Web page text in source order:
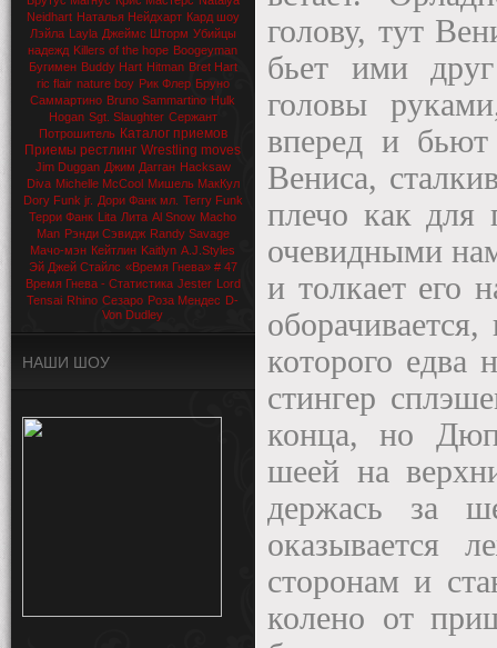
Neidhart Наталья Нейдхарт Кард шоу
Лэйла Layla Джеймс Шторм Убийцы
надежд Killers of the hope Boogeyman
Бугимен Buddy Hart Hitman Bret Hart
ric flair nature boy Рик Флер Бруно
Саммартино Bruno Sammartino Hulk
Hogan Sgt. Slaughter Сержант
Потрошитель Каталог приемов
Приемы рестлинг Wrestling moves
Jim Duggan Джим Дагган Hacksaw
Diva Michelle McCool Мишель МакКул
Dory Funk jr. Дори Фанк мл. Terry Funk
Терри Фанк Lita Лита Al Snow Macho
Man Рэнди Сэвидж Randy Savage
Мачо-мэн Кейтлин Kaitlyn A.J.Styles
Эй Джей Стайлс «Время Гнева» # 47
Время Гнева - Статистика Jester Lord
Tensai Rhino Сезаро Роза Мендес D-
Von Dudley
НАШИ ШОУ
голову, тут
бьет ими
головы
вперед и
Вениса,
плечо как для
очевидными
и толкает его
которого едва
стингер
конца, но
шеей на
держась за
оказывается
сторонам и
колено от